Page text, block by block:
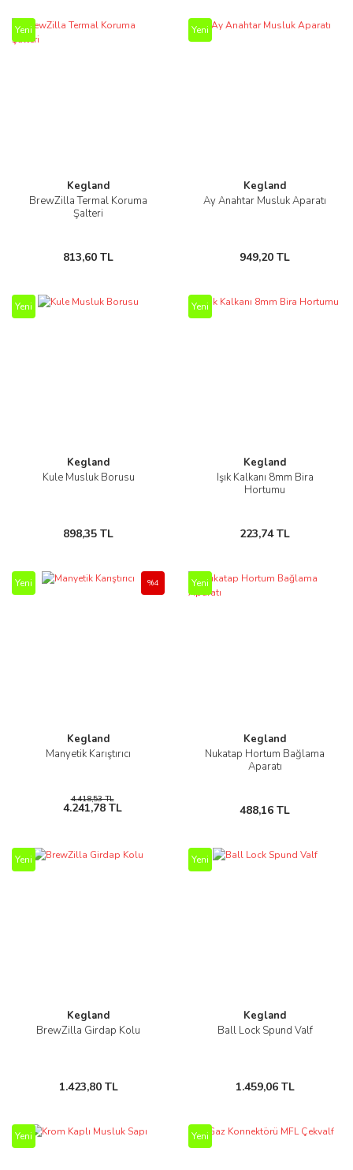
Yeni
Kegland
BrewZilla Termal Koruma
Şalteri
813,60 TL
Yeni
Kegland
Ay Anahtar Musluk Aparatı
949,20 TL
Yeni
Kegland
Kule Musluk Borusu
898,35 TL
Yeni
Kegland
Işık Kalkanı 8mm Bira
Hortumu
223,74 TL
Yeni
Kegland
Manyetik Karıştırıcı
%4
4.418,53 TL
4.241,78 TL
Yeni
Kegland
Nukatap Hortum Bağlama
Aparatı
488,16 TL
Yeni
Kegland
BrewZilla Girdap Kolu
1.423,80 TL
Yeni
Kegland
Ball Lock Spund Valf
1.459,06 TL
Yeni Yeni